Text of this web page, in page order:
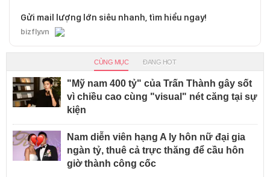
Gửi mail lượng lớn siêu nhanh, tìm hiểu ngay!
bizfly.vn
CÙNG MỤC ĐANG HOT
"Mỹ nam 400 tỷ" của Trấn Thành gây sốt
vì chiều cao cùng "visual" nét căng tại sự
kiện
Nam diễn viên hạng A ly hôn nữ đại gia
ngàn tỷ, thuê cả trực thăng để cầu hôn
giờ thành công cốc